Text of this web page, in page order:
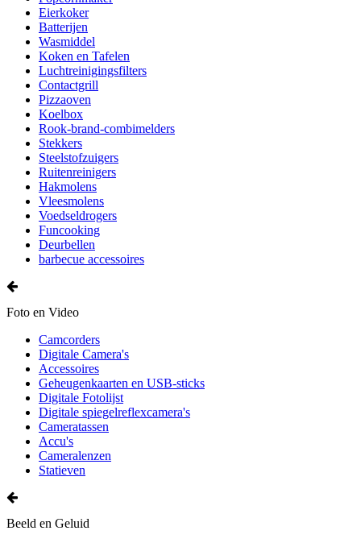
Eierkoker
Batterijen
Wasmiddel
Koken en Tafelen
Luchtreinigingsfilters
Contactgrill
Pizzaoven
Koelbox
Rook-brand-combimelders
Stekkers
Steelstofzuigers
Ruitenreinigers
Hakmolens
Vleesmolens
Voedseldrogers
Funcooking
Deurbellen
barbecue accessoires
Foto en Video
Camcorders
Digitale Camera's
Accessoires
Geheugenkaarten en USB-sticks
Digitale Fotolijst
Digitale spiegelreflexcamera's
Cameratassen
Accu's
Cameralenzen
Statieven
Beeld en Geluid